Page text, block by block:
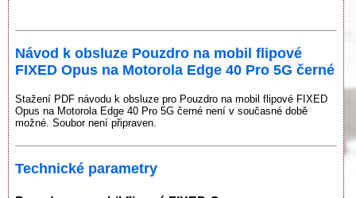
Návod k obsluze Pouzdro na mobil flipové
FIXED Opus na Motorola Edge 40 Pro 5G černé
Stažení PDF návodu k obsluze pro Pouzdro na mobil flipové FIXED
Opus na Motorola Edge 40 Pro 5G černé není v současné době
možné. Soubor není připraven.
Technické parametry